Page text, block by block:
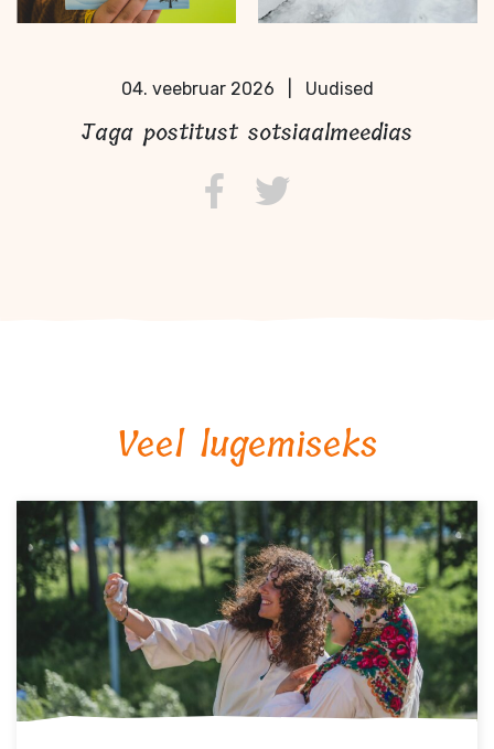
04. veebruar 2026 Uudised
Jaga postitust sotsiaalmeedias
Veel lugemiseks